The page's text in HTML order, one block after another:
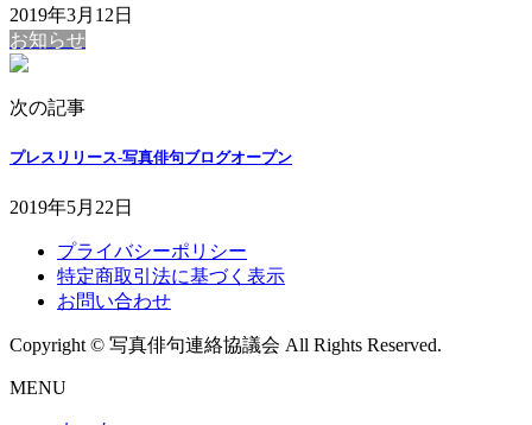
2019年3月12日
お知らせ
次の記事
プレスリリース-写真俳句ブログオープン
2019年5月22日
プライバシーポリシー
特定商取引法に基づく表示
お問い合わせ
Copyright © 写真俳句連絡協議会 All Rights Reserved.
MENU